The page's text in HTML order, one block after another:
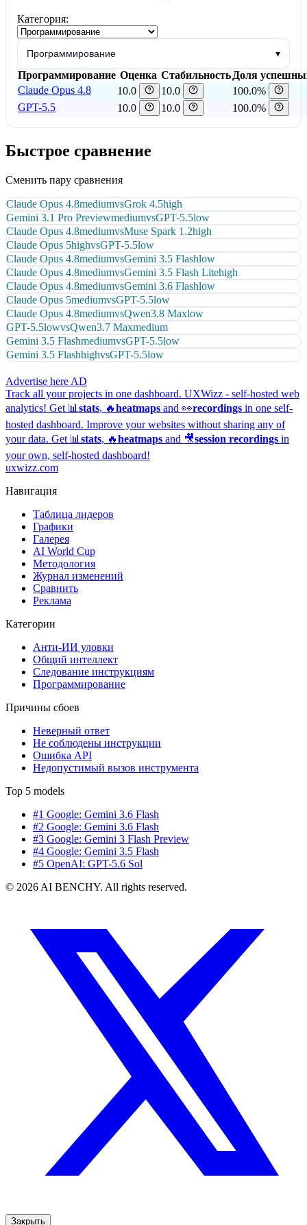
Категория:
Программирование ▾
Программирование Оценка Стабильность Доля
Claude Opus 4.8
10.0 10.0
100.0%
GPT-5.5
10.0 10.0 100.0%
Быстрое сравнение
Сменить пару сравнения
Claude Opus 4.8mediumvsGrok 4.5high
Gemini 3.1 Pro PreviewmediumvsGPT-5.5low
Claude Opus 4.8mediumvsMuse Spark 1.2high
Claude Opus 5highvsGPT-5.5low
Claude Opus 4.8mediumvsGemini 3.5 Flashlow
Claude Opus 4.8mediumvsGemini 3.5 Flash Litehigh
Claude Opus 4.8mediumvsGemini 3.6 Flashlow
Claude Opus 5mediumvsGPT-5.5low
Claude Opus 4.8mediumvsQwen3.8 Maxlow
GPT-5.5lowvsQwen3.7 Maxmedium
Gemini 3.5 FlashmediumvsGPT-5.5low
Gemini 3.5 FlashhighvsGPT-5.5low
Advertise here AD
Track all your projects in one dashboard. UXWizz - self-hosted web
analytics! Get 📊 stats, 🔥heatmaps and 👀recordings in one self-
hosted dashboard. Improve your websites without sharing any of
your data. Get 📊 stats, 🔥heatmaps and 🎥session recordings in
your own, self-hosted dashboard!
uxwizz.com
Навигация
Таблица лидеров
Графики
Галерея
AI World Cup
Методология
Журнал изменений
Сравнить
Реклама
Категории
Анти-ИИ уловки
Общий интеллект
Следование инструкциям
Программирование
Причины сбоев
Неверный ответ
Не соблюдены инструкции
Ошибка API
Недопустимый вызов инструмента
Top 5 models
#1 Google: Gemini 3.6 Flash
#2 Google: Gemini 3.6 Flash
#3 Google: Gemini 3 Flash Preview
#4 Google: Gemini 3.5 Flash
#5 OpenAI: GPT-5.6 Sol
© 2026 AI BENCHY. All rights reserved.
Закрыть